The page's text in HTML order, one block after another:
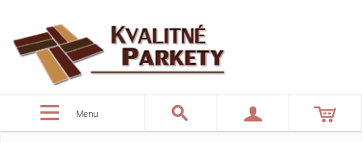
Menu